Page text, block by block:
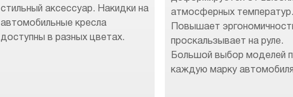
стильный аксессуар. Накидки на
автомобильные кресла
доступны в разных цветах.
атмосферных температур.
Повышает
проскальзывает на руле.
Большой выбор моделей
каждую марку